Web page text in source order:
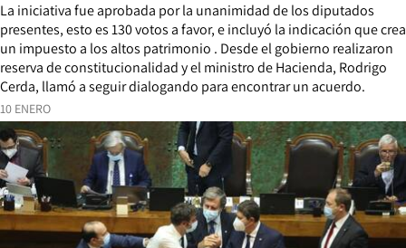
10 ENERO
La iniciativa fue aprobada por la unanimidad de los diputados
presentes, esto es 130 votos a favor, e incluyó la indicación que crea
un impuesto a los altos patrimonio . Desde el gobierno realizaron
reserva de constitucionalidad y el ministro de Hacienda, Rodrigo
Cerda, llamó a seguir dialogando para encontrar un acuerdo.